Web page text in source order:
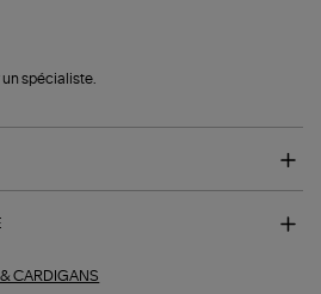
un spécialiste.
CARDIGANS